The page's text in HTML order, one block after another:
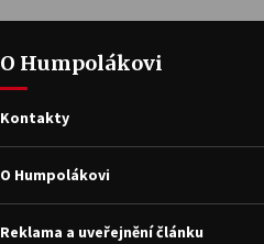
O Humpolákovi
Kontakty
O Humpolákovi
Reklama a uveřejnění článku